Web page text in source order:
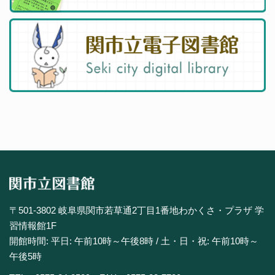
〒501-3802 岐阜県関市若草通2丁目1番地わかくさ・プラザ 学
習情報館1F
開館時間: 平日: 午前10時～午後8時 / 土・日・祝: 午前10時～
午後5時